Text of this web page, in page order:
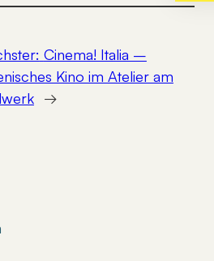
Cinema! Italia –
Kino im Atelier am
→